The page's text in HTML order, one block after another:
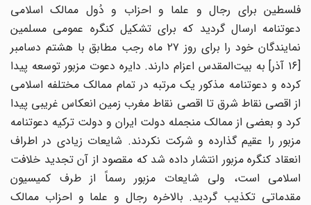
فلسطین برای رجال و علما و احزاب و دُول ممالک اسلامی
دعوتنامه ارسال گردید که برای تشکیل کنگره عمومی مسلمین
نمایندگان خود را برای روز ۲۷ ماه رجب مطابق با هشتم دسامبر
[۱۶ آذر] به بیت‌المقدس اعزام دارند. دایره دعوت مزبور توسعه پیدا
کرده و دعوتنامه مذکور یک مرتبه در تمام ممالک مختلفه اسلامی
از اقصی نقاط شرق تا اقصی نقاط مغرب زمین انعکاس غریبی پیدا
کرد و بعضی از ممالک منجمله دولت ایران و دولت ترکیه دعوتنامه
مزبور را عقیم گذارده و شرکت نکردند. شایعات زیادی در اطراف
انعقاد کنگره مزبور انتشار داده شد که مقصود از آن تجدید خلافت
اسلامی است، ولی شایعات مزبور رسماً از طرف کمیسیون
مقدماتی تکذیب گردید. بالاخره رجال و علما و احزاب ممالک